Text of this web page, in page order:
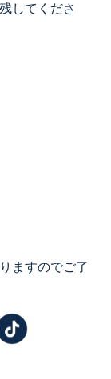
してくださ
ますのでご了